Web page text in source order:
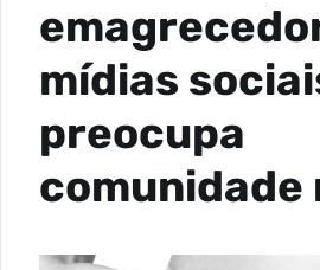
mídias
preocupa
comunidade